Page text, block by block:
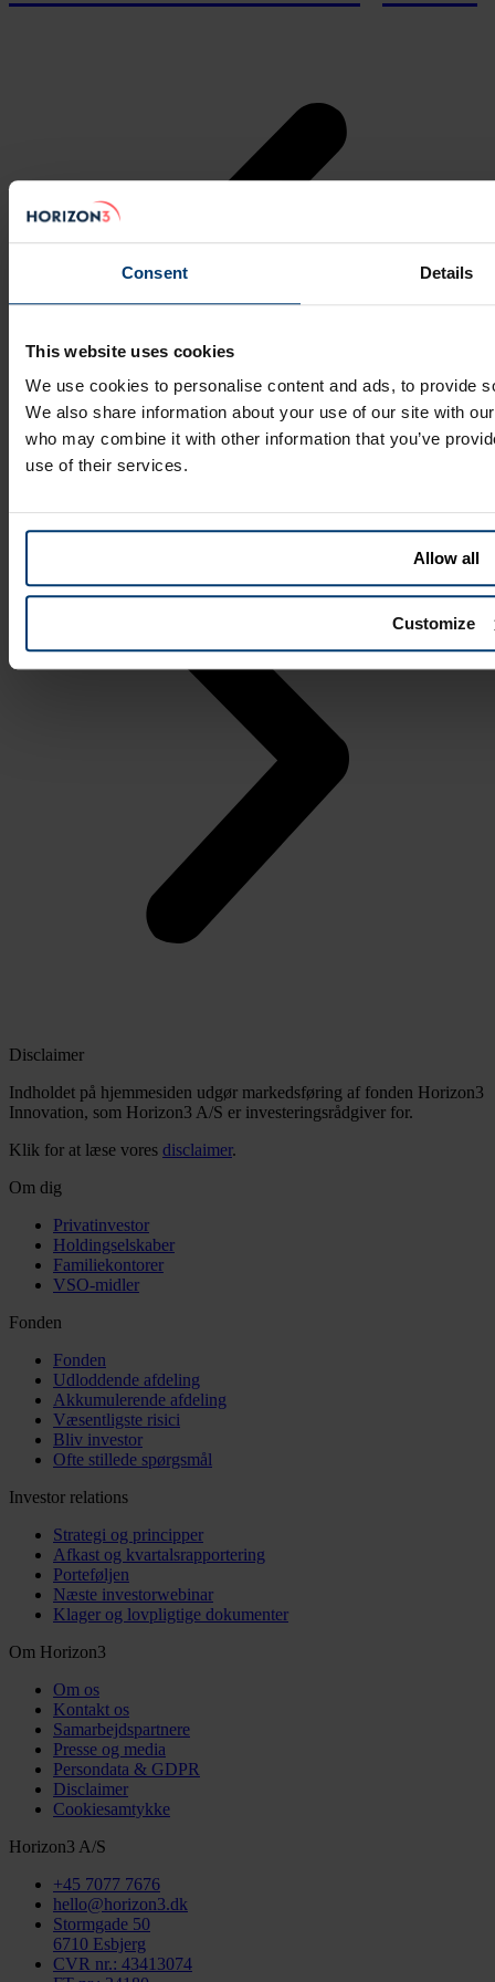
Consent Details
This website uses cookies
We use cookies to personalise content and ads, to provide
We also share information about your use of our site with
who may combine it with other information that you’ve
use of their services.
Allow all
Customize
Disclaimer
Indholdet på hjemmesiden udgør markedsføring af fonden Horizon3
Innovation, som Horizon3 A/S er investeringsrådgiver for.
Klik for at læse vores disclaimer.
Om dig
Privatinvestor
Holdingselskaber
Familiekontorer
VSO-midler
Fonden
Fonden
Udloddende afdeling
Akkumulerende afdeling
Væsentligste risici
Bliv investor
Ofte stillede spørgsmål
Investor relations
Strategi og principper
Afkast og kvartalsrapportering
Porteføljen
Næste investorwebinar
Klager og lovpligtige dokumenter
Om Horizon3
Om os
Kontakt os
Samarbejds­partnere
Presse og media
Persondata & GDPR
Disclaimer
Cookiesamtykke
Horizon3 A/S
+45 7077 7676
hello@horizon3.dk
Stormgade 50
6710 Esbjerg
CVR nr.: 43413074